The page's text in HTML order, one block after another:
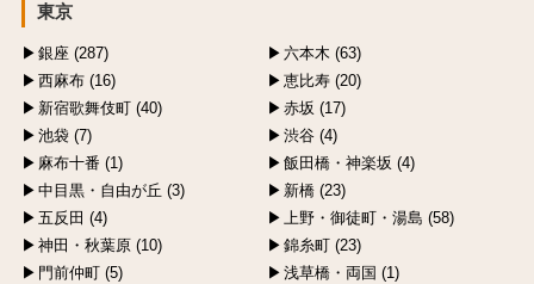
東京
銀座 (287)
六本木 (63)
西麻布 (16)
恵比寿 (20)
新宿歌舞伎町 (40)
赤坂 (17)
池袋 (7)
渋谷 (4)
麻布十番 (1)
飯田橋・神楽坂 (4)
中目黒・自由が丘 (3)
新橋 (23)
五反田 (4)
上野・御徒町・湯島 (58)
神田・秋葉原 (10)
錦糸町 (23)
門前仲町 (5)
浅草橋・両国 (1)